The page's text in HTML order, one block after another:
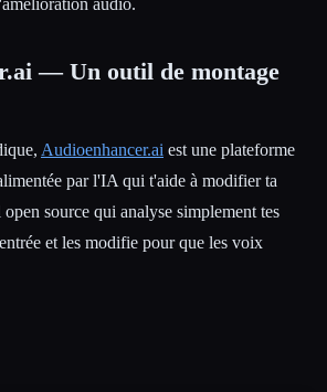
— Un outil de montage
Audioenhancer.ai est une plateforme
par l'IA qui t'aide à modifier ta
source qui analyse simplement tes
et les modifie pour que les voix